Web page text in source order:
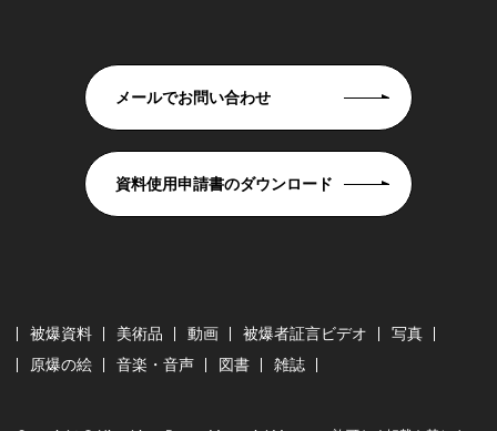
メールでお問い合わせ
資料使用申請書のダウンロード
被爆資料 美術品 動画 被爆者証言ビデオ
写真
原爆の絵
音楽・音声 図書 雑誌